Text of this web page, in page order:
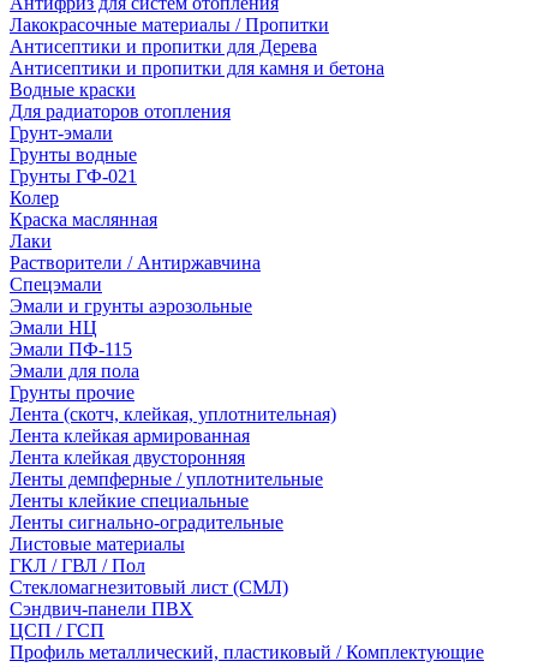
Лакокрасочные материалы / Пропитки
Антисептики и пропитки для Дерева
Антисептики и пропитки для камня и бетона
Водные краски
Для радиаторов отопления
Грунт-эмали
Грунты водные
Грунты ГФ-021
Колер
Краска маслянная
Лаки
Растворители / Антиржавчина
Спецэмали
Эмали и грунты аэрозольные
Эмали НЦ
Эмали ПФ-115
Эмали для пола
Грунты прочие
Лента (скотч, клейкая, уплотнительная)
Лента клейкая армированная
Лента клейкая двусторонняя
Ленты демпферные / уплотнительные
Ленты клейкие специальные
Ленты сигнально-оградительные
Листовые материалы
ГКЛ / ГВЛ / Пол
Стекломагнезитовый лист (СМЛ)
Сэндвич-панели ПВХ
ЦСП / ГСП
Профиль металлический, пластиковый / Комплектующие